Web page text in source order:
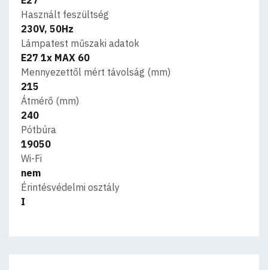
Használt feszültség
230V, 50Hz
Lámpatest műszaki adatok
E27 1x MAX 60
Mennyezettől mért távolság (mm)
215
Átmérő (mm)
240
Pótbúra
19050
Wi-Fi
nem
Érintésvédelmi osztály
I